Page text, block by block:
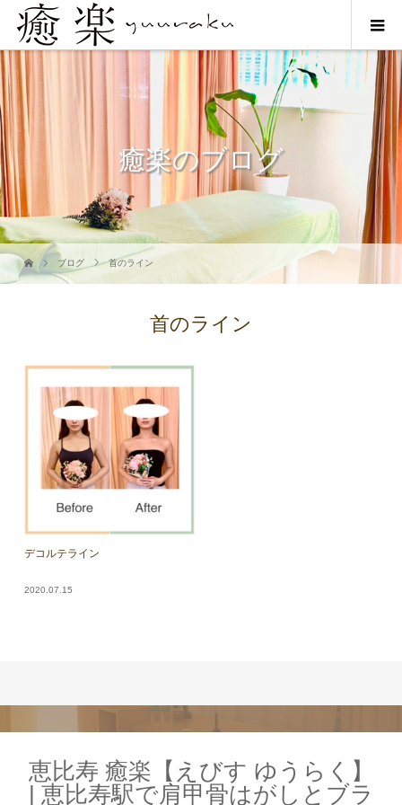
癒楽のブログ
ブログ 首のライン
首のライン
デコルテライン
2020.07.15
恵比寿 癒楽【えびす ゆうらく】
| 恵比寿駅で肩甲骨はがしとブラ